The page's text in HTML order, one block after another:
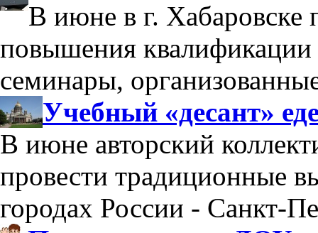
В июне в г. Хабаровске
повышения квалификации
семинары,
Учебный «десант»
В июне авторский
провести традиционные
городах России - Санкт-